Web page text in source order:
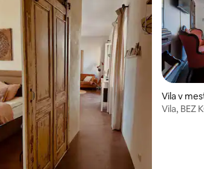
5 z 5, počet hodnotení: 46 Vila v
Vila, BEZ